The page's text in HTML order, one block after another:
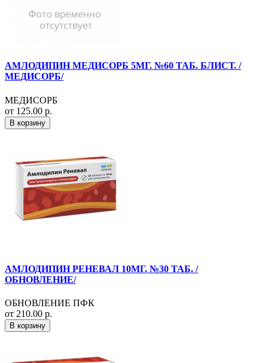
АМЛОДИПИН МЕДИСОРБ 5МГ. №60 ТАБ. БЛИСТ. /
МЕДИСОРБ/
МЕДИСОРБ
от 125.00 р.
В корзину
АМЛОДИПИН РЕНЕВАЛ 10МГ. №30 ТАБ. /
ОБНОВЛЕНИЕ/
ОБНОВЛЕНИЕ ПФК
от 210.00 р.
В корзину